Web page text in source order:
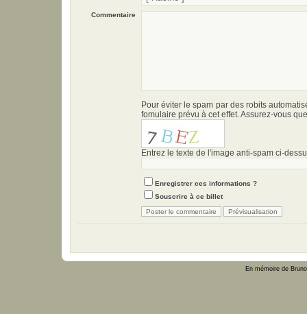
Commentaire
Pour éviter le spam par des robits
fomulaire prévu à cet effet. Assurez-vous
Entrez le texte de l'image anti-spam ci-
Enregistrer ces informations ?
Souscrire à ce billet
En mémoire de